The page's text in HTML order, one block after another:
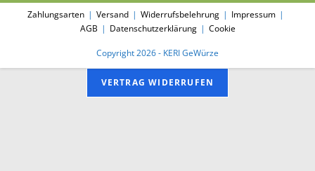
Zahlungsarten Versand Widerrufsbelehrung
Impressum
AGB
Datenschutzerklärung Cookie
Copyright 2026 - KERI GeWürze
VERTRAG WIDERRUFEN